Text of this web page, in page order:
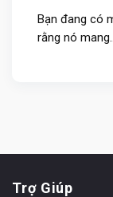
Bạn đang có
rằng nó
Trợ Giúp